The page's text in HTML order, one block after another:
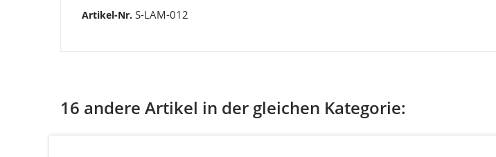
Artikel-Nr. S-LAM-012
16 andere Artikel in der gleichen Kategorie: